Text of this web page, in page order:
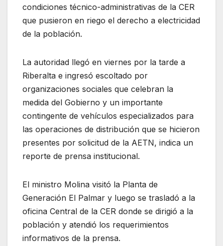
condiciones técnico-administrativas de la CER
que pusieron en riego el derecho a electricidad
de la población.
La autoridad llegó en viernes por la tarde a
Riberalta e ingresó escoltado por
organizaciones sociales que celebran la
medida del Gobierno y un importante
contingente de vehículos especializados para
las operaciones de distribución que se hicieron
presentes por solicitud de la AETN, indica un
reporte de prensa institucional.
El ministro Molina visitó la Planta de
Generación El Palmar y luego se trasladó a la
oficina Central de la CER donde se dirigió a la
población y atendió los requerimientos
informativos de la prensa.